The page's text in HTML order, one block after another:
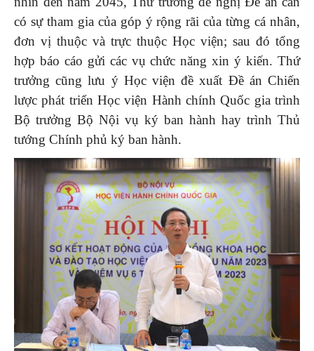
có sự tham gia của góp ý rộng rãi của từng cá nhân,
đơn vị thuộc và trực thuộc Học viện; sau đó tổng
hợp báo cáo gửi các vụ chức năng xin ý kiến. Thứ
trưởng cũng lưu ý Học viện đề xuất Đề án Chiến
lược phát triển Học viện Hành chính Quốc gia trình
Bộ trưởng Bộ Nội vụ ký ban hành hay trình Thủ
tướng Chính phủ ký ban hành.